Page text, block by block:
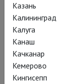
современными
диалогу о
Подробнее
Казань
Калининград
Калуга
Канаш
Качканар
Кемерово
Кингисепп